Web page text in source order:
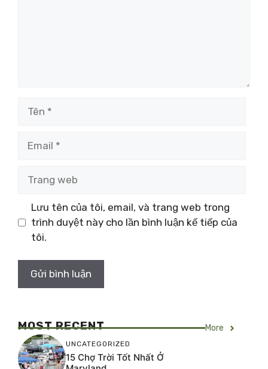
web
Lưu tên của tôi, email, và trang web trong
trình duyệt này cho lần bình luận kế tiếp của
tôi.
MOST RECENT More
UNCATEGORIZED
15 Chợ Trời Tốt Nhất Ở